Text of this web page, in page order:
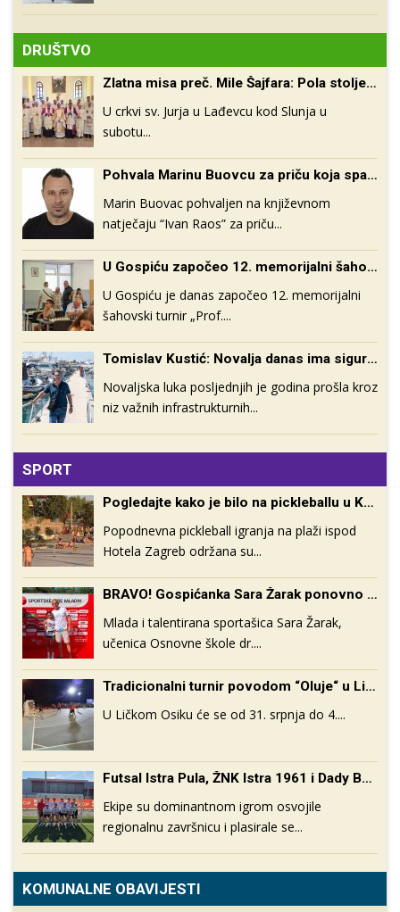
DRUŠTVO
Zlatna misa preč. Mile Šajfara: Pola stoljeća vjernoga služenja Kristu i Crkvi
U crkvi sv. Jurja u Lađevcu kod Slunja u
subotu...
Pohvala Marinu Buovcu za priču koja spaja tri hrvatska zavičajna prostora
Marin Buovac pohvaljen na književnom
natječaju “Ivan Raos” za priču...
U Gospiću započeo 12. memorijalni šahovski turnir „Prof. Grga Rupčić“
U Gospiću je danas započeo 12. memorijalni
šahovski turnir „Prof....
Tomislav Kustić: Novalja danas ima sigurniju, uređeniju i moderniju luku
Novaljska luka posljednjih je godina prošla kroz
niz važnih infrastrukturnih...
SPORT
Pogledajte kako je bilo na pickleballu u Karlobagu
Popodnevna pickleball igranja na plaži ispod
Hotela Zagreb održana su...
BRAVO! Gospićanka Sara Žarak ponovno državna prvakinja u atletici
Mlada i talentirana sportašica Sara Žarak,
učenica Osnovne škole dr....
Tradicionalni turnir povodom “Oluje“ u Ličkom Osiku
U Ličkom Osiku će se od 31. srpnja do 4....
Futsal Istra Pula, ŽNK Istra 1961 i Dady Boys Otočac pobjednici regionalne završnice Coca-Cola Cupa u Pazinu
Ekipe su dominantnom igrom osvojile
regionalnu završnicu i plasirale se...
KOMUNALNE OBAVIJESTI